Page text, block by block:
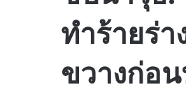
ทำร้ายร่
ขวางก่อ